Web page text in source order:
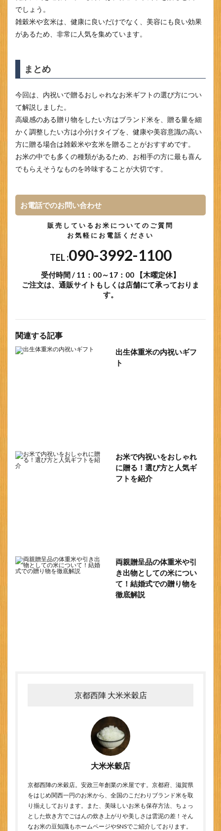
でしょう。
雑穀米や玄米は、健康に良いだけでなく、美容にも良い効果
があるため、非常に人気を集めています。
まとめ
今回は、内祝いで贈るおしゃれなお米ギフトの選び方につい
て解説しました。
高級感のある贈り物をしたい方はブランド米を、贈る量を細
かく調整したい方は小分けタイプを、健康や美容意識の高い
方に贈る場合は雑穀米や玄米を贈ることがおすすめです。
お米の中でも多くの種類があるため、お相手の方に最も喜ん
でもらえそうなものを吟味することが大切です。
お電話でのお問い合わせ
販売しているお米についてのご質問
お気軽にお電話ください
TEL :090-3992-1100
受付時間 / 11：00～17：00 【木曜定休】
ご注文は、通販サイトもしくは店舗にて承っておりま
す。
関連する記事
出生体重米の内祝いギフ
ト
お米で内祝いをおしゃれ
に贈る！選び方と人気ギ
フトを紹介
両親贈呈品の体重米や引
き出物としての米につい
て！結婚式での贈り物を
徹底解説
京都西陣 大米米穀店
大米米穀店
京都西陣の米穀店。安政三年創業の米屋です。京都府、滋賀県
をはじめ関西一円のお米から、全国のこだわりブランド米を取
り揃えしております。また、美味しいお米も保存方法、ちょっ
とした炊き方でごはんの炊き上がりや美しさは雲泥の差！そん
なお米の豆知識もホームページやSNSでご紹介しております。